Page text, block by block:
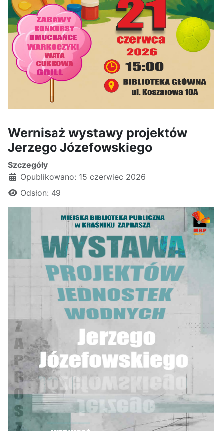
Wernisaż wystawy projektów
Jerzego Józefowskiego
Szczegóły
Opublikowano: 15 czerwiec 2026
Odsłon: 49